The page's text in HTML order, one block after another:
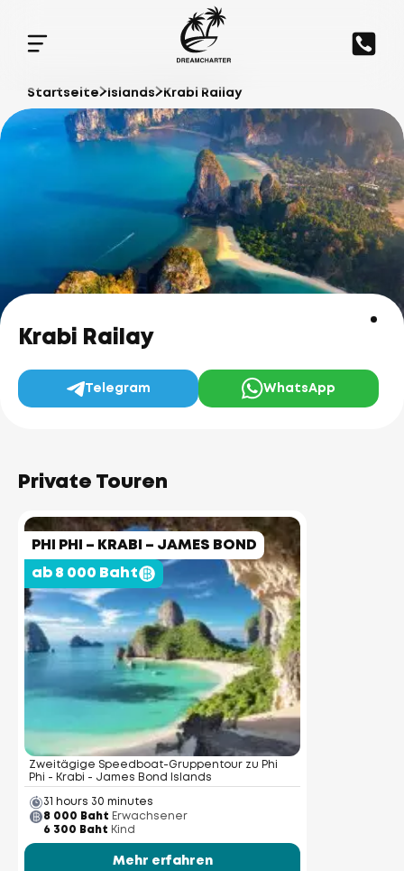
Startseite Islands Krabi Railay
Krabi Railay
Telegram WhatsApp
Private Touren
PHI PHI – KRABI – JAMES BOND
ab 8 000 Baht
Zweitägige Speedboat-Gruppentour zu Phi
Phi - Krabi - James Bond Islands
31 hours 30 minutes
8 000 Baht Erwachsener
6 300 Baht Kind
Mehr erfahren